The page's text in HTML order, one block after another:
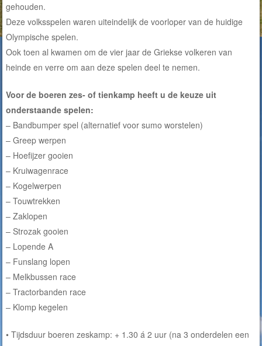
gehouden.
Deze volksspelen waren uiteindelijk de voorloper van de huidige
Olympische spelen.
Ook toen al kwamen om de vier jaar de Griekse volkeren van
heinde en verre om aan deze spelen deel te nemen.
Voor de boeren zes- of tienkamp heeft u de keuze uit
onderstaande spelen:
– Bandbumper spel (alternatief voor sumo worstelen)
– Greep werpen
– Hoefijzer gooien
– Kruiwagenrace
– Kogelwerpen
– Touwtrekken
– Zaklopen
– Strozak gooien
– Lopende A
– Funslang lopen
– Melkbussen race
– Tractorbanden race
– Klomp kegelen
• Tijdsduur boeren zeskamp: + 1.30 á 2 uur (na 3 onderdelen een